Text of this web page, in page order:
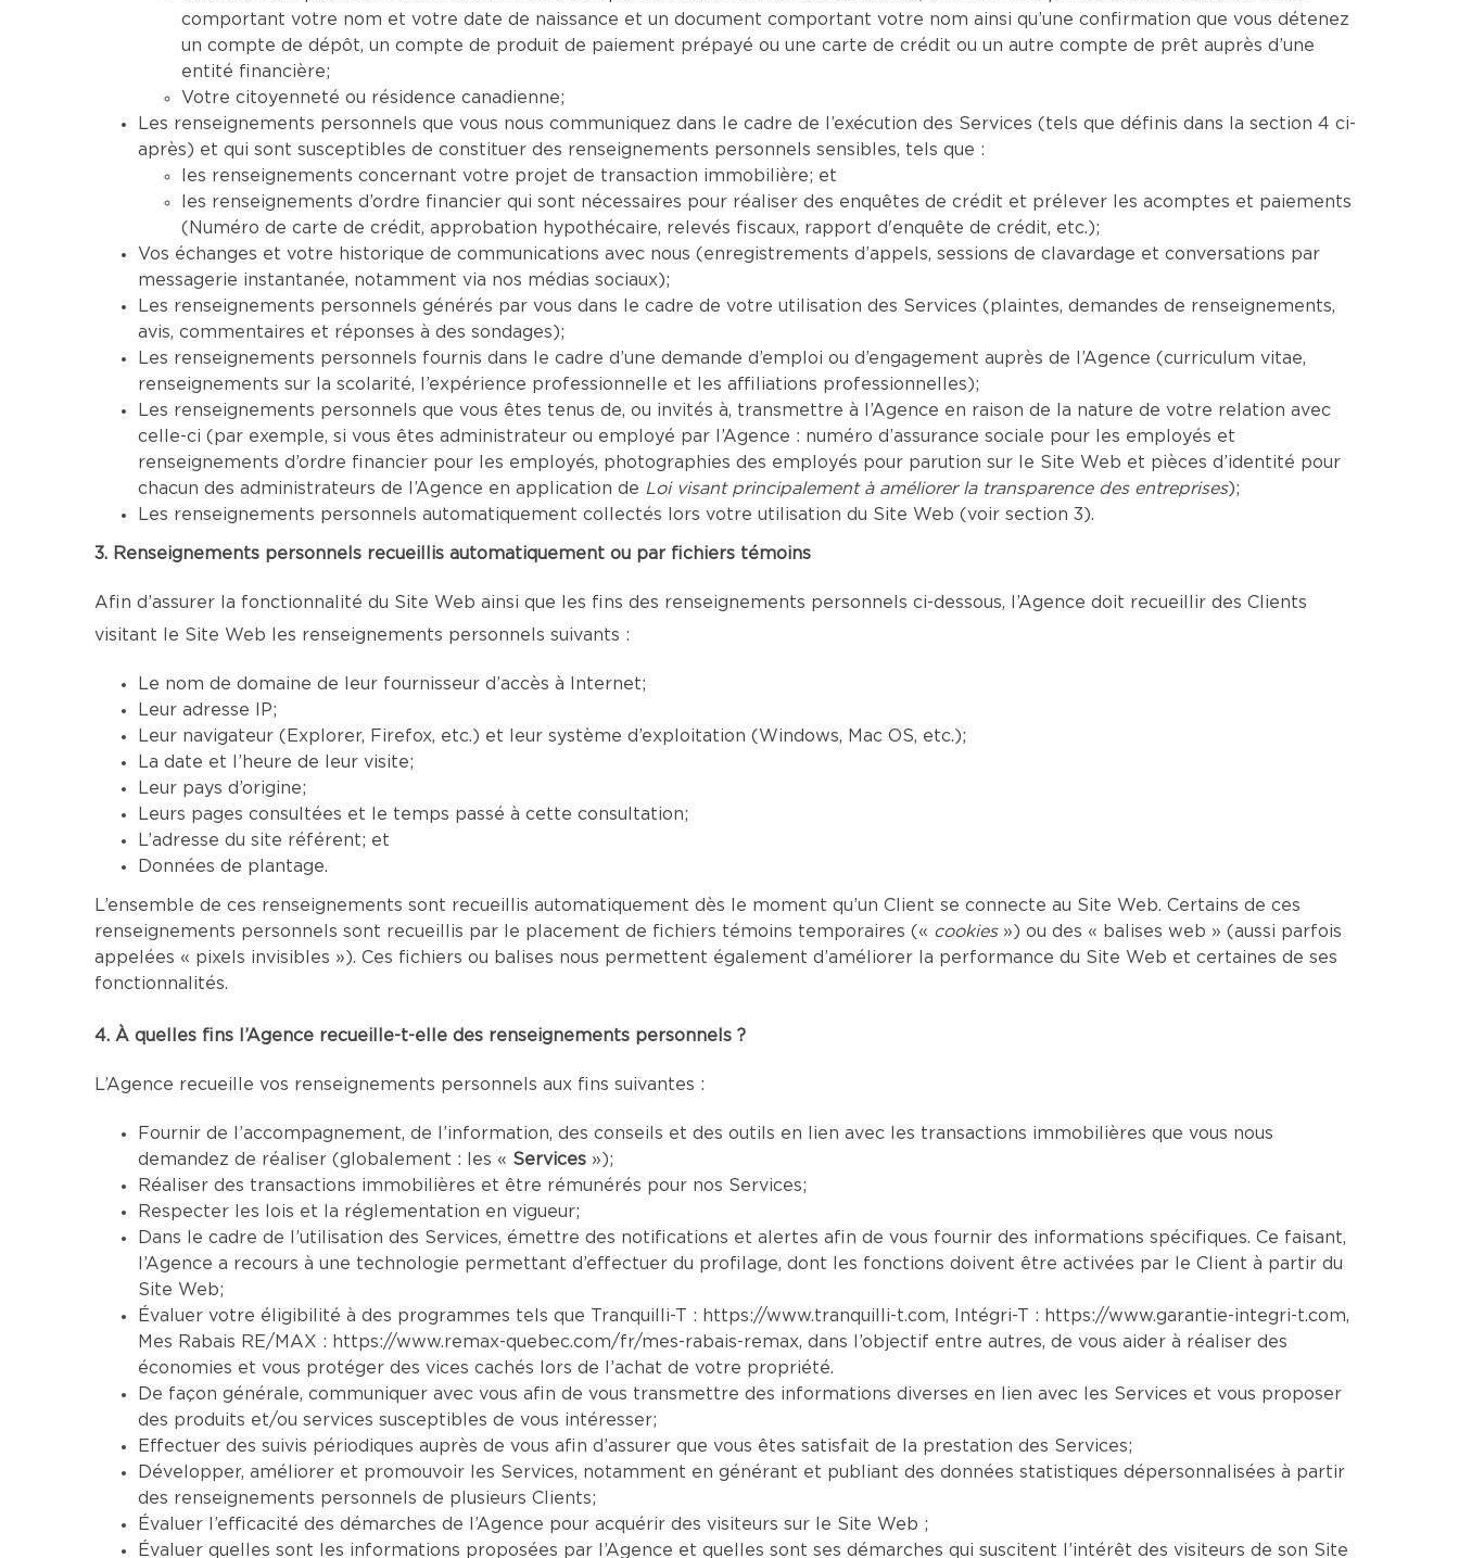
comportant votre nom et votre date de naissance et un document comportant votre nom ainsi qu’une confirmation que vous détenez
un compte de dépôt, un compte de produit de paiement prépayé ou une carte de crédit ou un autre compte de prêt auprès d’une
entité financière;
Votre citoyenneté ou résidence canadienne;
Les renseignements personnels que vous nous communiquez dans le cadre de l’exécution des Services (tels que définis dans la section 4 ci-
après) et qui sont susceptibles de constituer des renseignements personnels sensibles, tels que :
les renseignements concernant votre projet de transaction immobilière; et
les renseignements d’ordre financier qui sont nécessaires pour réaliser des enquêtes de crédit et prélever les acomptes et paiements
(Numéro de carte de crédit, approbation hypothécaire, relevés fiscaux, rapport d'enquête de crédit, etc.);
Vos échanges et votre historique de communications avec nous (enregistrements d’appels, sessions de clavardage et conversations par
messagerie instantanée, notamment via nos médias sociaux);
Les renseignements personnels générés par vous dans le cadre de votre utilisation des Services (plaintes, demandes de renseignements,
avis, commentaires et réponses à des sondages);
Les renseignements personnels fournis dans le cadre d’une demande d’emploi ou d’engagement auprès de l’Agence (curriculum vitae,
renseignements sur la scolarité, l’expérience professionnelle et les affiliations professionnelles);
Les renseignements personnels que vous êtes tenus de, ou invités à, transmettre à l’Agence en raison de la nature de votre relation avec
celle-ci (par exemple, si vous êtes administrateur ou employé par l’Agence : numéro d’assurance sociale pour les employés et
renseignements d’ordre financier pour les employés, photographies des employés pour parution sur le Site Web et pièces d’identité pour
chacun des administrateurs de l’Agence en application de Loi visant principalement à améliorer la transparence des entreprises);
Les renseignements personnels automatiquement collectés lors votre utilisation du Site Web (voir section 3).
3. Renseignements personnels recueillis automatiquement ou par fichiers témoins
Afin d’assurer la fonctionnalité du Site Web ainsi que les fins des renseignements personnels ci-dessous, l’Agence doit recueillir des Clients
visitant le Site Web les renseignements personnels suivants :
Le nom de domaine de leur fournisseur d’accès à Internet;
Leur adresse IP;
Leur navigateur (Explorer, Firefox, etc.) et leur système d’exploitation (Windows, Mac OS, etc.);
La date et l’heure de leur visite;
Leur pays d’origine;
Leurs pages consultées et le temps passé à cette consultation;
L’adresse du site référent; et
Données de plantage.
L’ensemble de ces renseignements sont recueillis automatiquement dès le moment qu’un Client se connecte au Site Web. Certains de ces
renseignements personnels sont recueillis par le placement de fichiers témoins temporaires (« cookies») ou des « balises web » (aussi parfois
appelées « pixels invisibles »). Ces fichiers ou balises nous permettent également d’améliorer la performance du Site Web et certaines de ses
fonctionnalités.
4. À quelles fins l’Agence recueille-t-elle des renseignements personnels ?
L’Agence recueille vos renseignements personnels aux fins suivantes :
Fournir de l’accompagnement, de l’information, des conseils et des outils en lien avec les transactions immobilières que vous nous
demandez de réaliser (globalement : les « Services »);
Réaliser des transactions immobilières et être rémunérés pour nos Services;
Respecter les lois et la réglementation en vigueur;
Dans le cadre de l’utilisation des Services, émettre des notifications et alertes afin de vous fournir des informations spécifiques. Ce faisant,
l’Agence a recours à une technologie permettant d’effectuer du profilage, dont les fonctions doivent être activées par le Client à partir du
Site Web;
Évaluer votre éligibilité à des programmes tels que Tranquilli-T : https://www.tranquilli-t.com, Intégri-T : https://www.garantie-integri-t.com,
Mes Rabais RE/MAX : https://www.remax-quebec.com/fr/mes-rabais-remax, dans l’objectif entre autres, de vous aider à réaliser des
économies et vous protéger des vices cachés lors de l’achat de votre propriété.
De façon générale, communiquer avec vous afin de vous transmettre des informations diverses en lien avec les Services et vous proposer
des produits et/ou services susceptibles de vous intéresser;
Effectuer des suivis périodiques auprès de vous afin d’assurer que vous êtes satisfait de la prestation des Services;
Développer, améliorer et promouvoir les Services, notamment en générant et publiant des données statistiques dépersonnalisées à partir
des renseignements personnels de plusieurs Clients;
Évaluer l’efficacité des démarches de l’Agence pour acquérir des visiteurs sur le Site Web ;
Évaluer quelles sont les informations proposées par l’Agence et quelles sont ses démarches qui suscitent l’intérêt des visiteurs de son Site